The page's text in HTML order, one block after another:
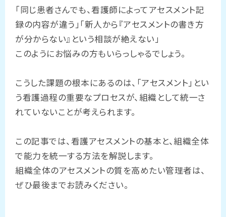
「同じ患者さんでも、看護師によってアセスメント記
録の内容が違う」「新人から『アセスメントの書き方
が分からない』という相談が絶えない」
このようにお悩みの方もいらっしゃるでしょう。
こうした課題の根本にあるのは、「アセスメント」とい
う看護過程の重要なプロセスが、組織として統一さ
れていないことが考えられます。
この記事では、看護アセスメントの基本と、組織全体
で能力を統一する方法を解説します。
組織全体のアセスメントの質を高めたい管理者は、
ぜひ最後までお読みください。